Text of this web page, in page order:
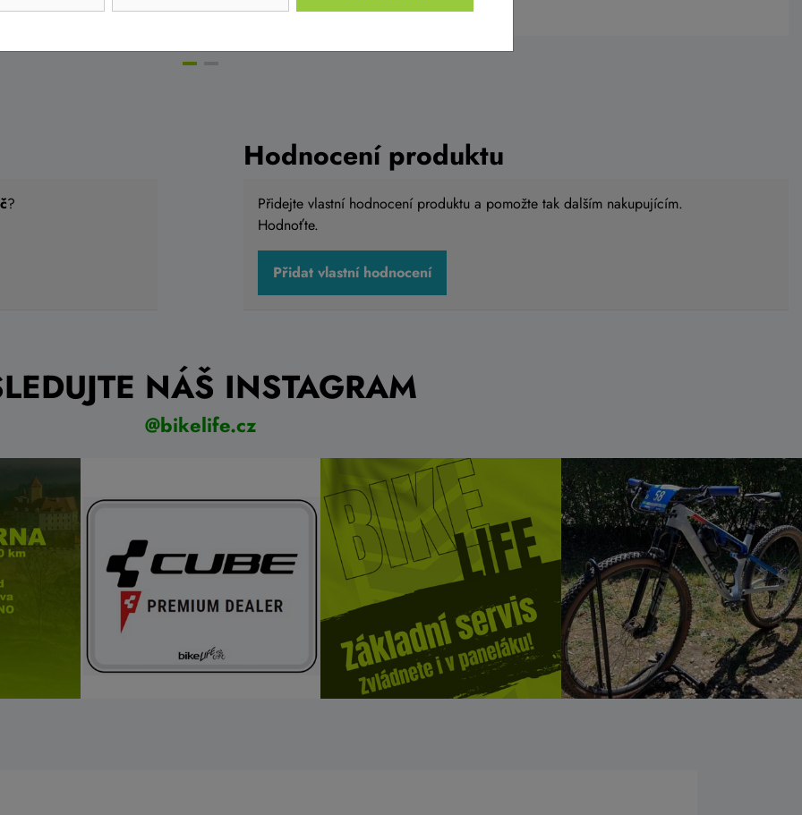
?
Hodnocení produktu
Přidejte vlastní hodnocení produktu a pomožte tak dalším nakupujícím.
Hodnoťte.
Přidat vlastní hodnocení
NÁŠ INSTAGRAM
@bikelife.cz